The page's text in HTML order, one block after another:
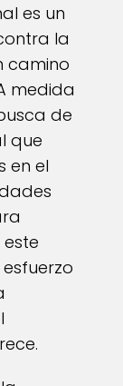
es un
la
camino
medida
de
que
en el